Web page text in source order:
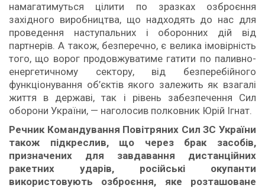
намагатимуться цілити по зразках озброєння
західного виробництва, що надходять до нас для
проведення наступальних і оборонних дій від
партнерів. А також, безперечно, є велика імовірність
того, що ворог продовжуватиме гатити по паливно-
енергетичному сектору, від безперебійного
функціонування об’єктів якого залежить як взагалі
життя в державі, так і рівень забезпечення Сил
оборони України, — наголосив полковник Юрій Ігнат.
Речник Командування Повітряних Сил ЗС України
також підкреслив, що через брак засобів,
призначених для завдавання дистанційних
ракетних ударів, російські окупанти
використовують озброєння, яке розташоване